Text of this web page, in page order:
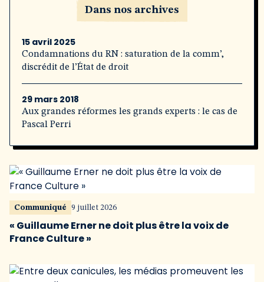
Dans nos archives
15 avril 2025
Condamnations du RN : saturation de la comm’,
discrédit de l’État de droit
29 mars 2018
Aux grandes réformes les grands experts : le cas de
Pascal Perri
Communiqué 9 juillet 2026
« Guillaume Erner ne doit plus être la voix de
France Culture »